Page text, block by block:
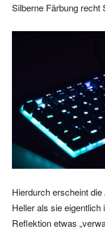
Silberne Färbung recht
Hierdurch erscheint
Heller als sie
Reflektion etwas